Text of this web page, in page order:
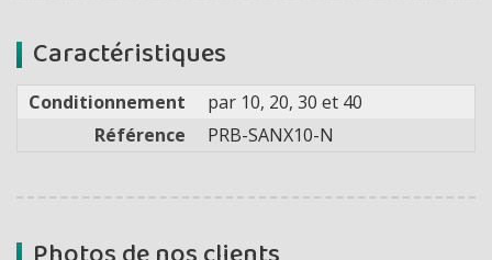
Caractéristiques
Conditionnement
par 10, 20, 30 et 40
Référence
PRB-SANX10-N